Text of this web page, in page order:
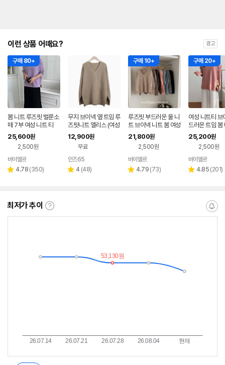
이런 상품 어때요? 광고
구매 80+
봄 니트 루즈핏 벌룬소
매 7부 여성 니트 티
25,600원
2,500원
바이엘르
별 4.78 리
(350)
무지 브이넥 옆 트임 루
즈핏니트 앨리스 (여성
니트티 스웨터)(5색상)
12,900원
무료
안즈65
별 4 리
(48)
구매 10+
루즈핏 부드러운 울 니
트 브이넥 니트 봄 여성
니트티
21,800원
2,500원
바이엘르
별 4.79 리
(73)
구매 20+
여성 니트티 브
드러운 트임 봄
사이즈
25,200원
2,500원
바이엘르
별 4.85 리
(201)
최저가 추이
최
란?
알